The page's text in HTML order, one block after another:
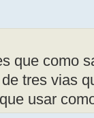
que como
tres vias
usar